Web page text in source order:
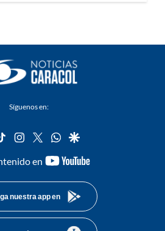
Síguenos en:
tiktok instagram
twitterwhatsapp
google
en
youtube-
nuestra app en